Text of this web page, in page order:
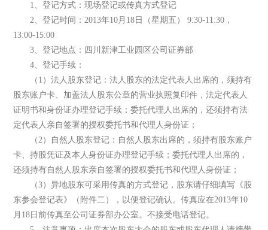
1、登记方式：现场登记或传真方式登记
2、登记时间：2013年10月18日（星期五） 9:30-11:30，
13:00-15:00
3、登记地点：四川新津工业园区公司证券部
4、登记手续：
（1）法人股东登记：法人股东的法定代表人出席的，须持有
股东账户卡、加盖法人股东公章的营业执照复印件，法定代表人
证明书和身份证办理登记手续；委托代理人出席的，还须持有法
定代表人亲自签署的授权委托书和代理人身份证；
（2）自然人股东登记：自然人股东出席的，须持有股东账户
卡、持股凭证及本人身份证办理登记手续；委托代理人出席的，
还须持有自然人股东亲自签署的授权委托书和代理人身份证；
（3）异地股东可采用传真的方式登记，股东请仔细填写《股
东参会登记表》（附件二），以便登记确认。传真应在2013年10
月18日前传真至公司证券部办公室。不接受电话登记。